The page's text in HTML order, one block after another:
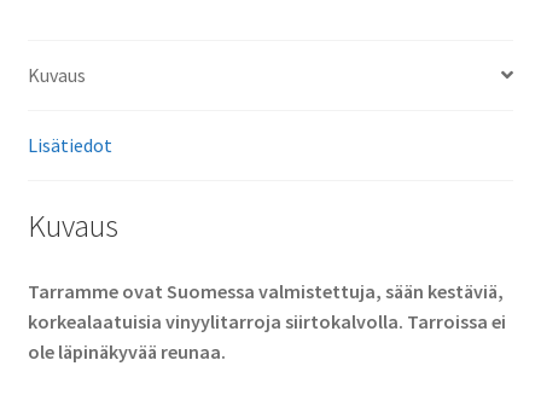
Kuvaus
Lisätiedot
Kuvaus
Tarramme ovat Suomessa valmistettuja, sään kestäviä,
korkealaatuisia vinyylitarroja siirtokalvolla. Tarroissa ei
ole läpinäkyvää reunaa.